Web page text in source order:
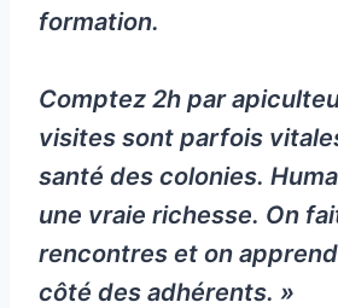
formation.
Comptez 2h par
visites sont parfois
santé des colonies.
une vraie richesse. On
rencontres et on
côté des adhérents. »